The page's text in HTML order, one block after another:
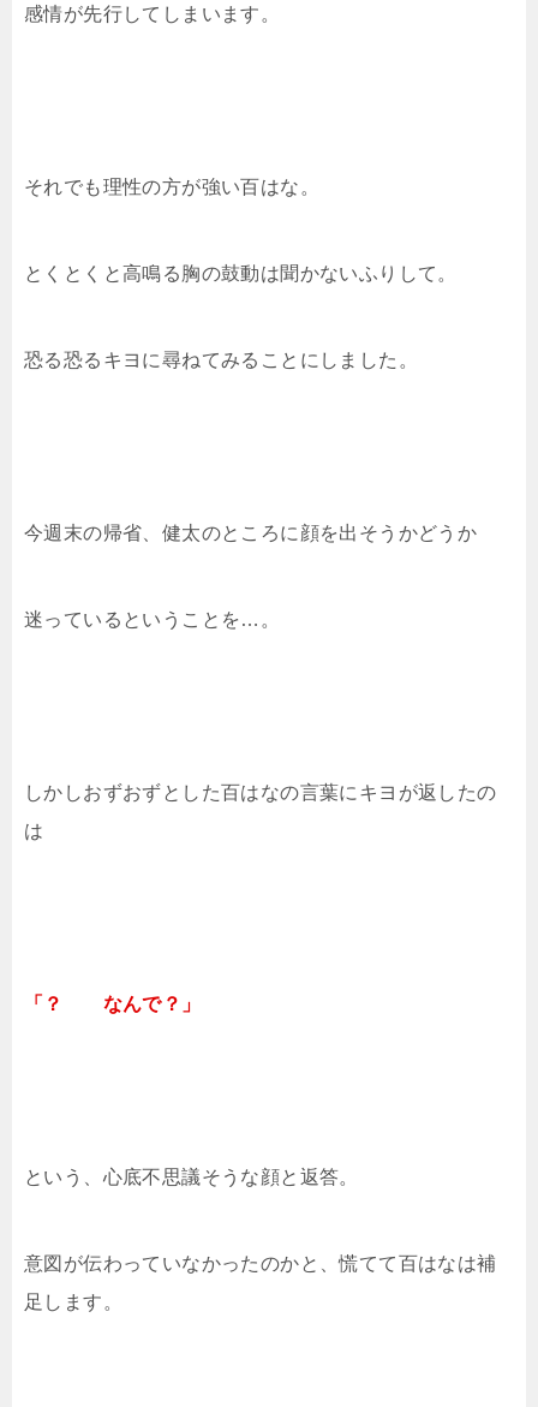
感情が先行してしまいます。
それでも理性の方が強い百はな。
とくとくと高鳴る胸の鼓動は聞かないふりして。
恐る恐るキヨに尋ねてみることにしました。
今週末の帰省、健太のところに顔を出そうかどうか
迷っているということを…。
しかしおずおずとした百はなの言葉にキヨが返したの
は
「？ なんで？」
という、心底不思議そうな顔と返答。
意図が伝わっていなかったのかと、慌てて百はなは補
足します。